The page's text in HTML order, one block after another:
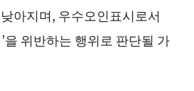
아지며, 우수오인표시로서
을 위반하는 행위로 판단될 가